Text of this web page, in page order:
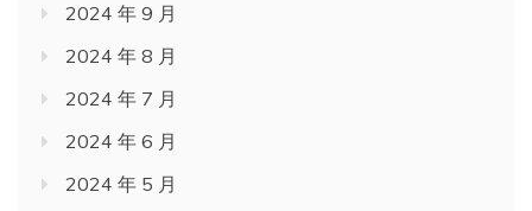
2024 年 9 月
2024 年 8 月
2024 年 7 月
2024 年 6 月
2024 年 5 月